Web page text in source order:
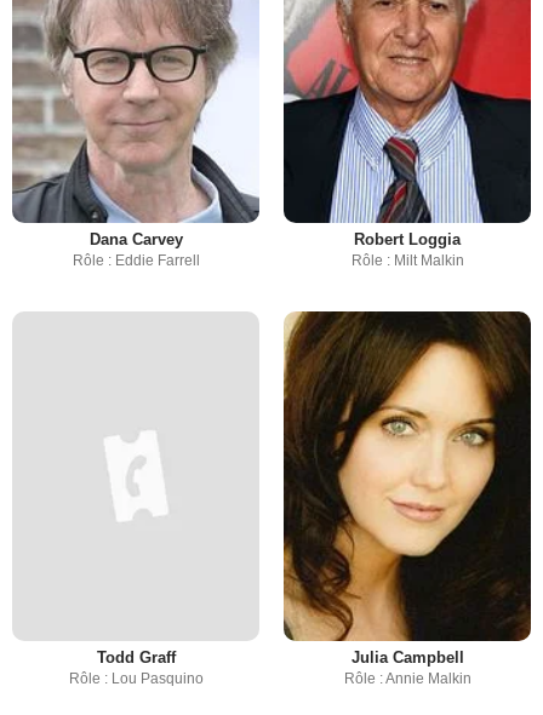
Dana Carvey
Rôle : Eddie Farrell
Robert Loggia
Rôle : Milt Malkin
Todd Graff
Rôle : Lou Pasquino
Julia Campbell
Rôle : Annie Malkin